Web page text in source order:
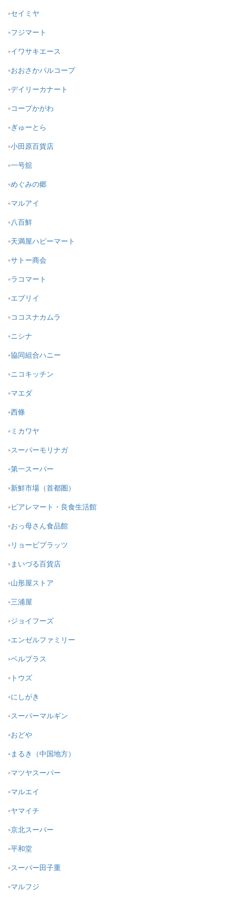
セイミヤ
フジマート
イワサキエース
おおさかパルコープ
デイリーカナート
コープかがわ
ぎゅーとら
小田原百貨店
一号舘
めぐみの郷
マルアイ
八百鮮
天満屋ハピーマート
サトー商会
ラコマート
エブリイ
ココスナカムラ
ニシナ
協同組合ハニー
ニコキッチン
マエダ
西條
ミカワヤ
スーパーモリナガ
第一スーパー
新鮮市場（首都圏）
ピアレマート・良食生活館
おっ母さん食品館
リョービプラッツ
まいづる百貨店
山形屋ストア
三浦屋
ジョイフーズ
エンゼルファミリー
ベルプラス
トウズ
にしがき
スーパーマルギン
おどや
まるき（中国地方）
マツヤスーパー
マルエイ
ヤマイチ
京北スーパー
平和堂
スーパー田子重
マルフジ